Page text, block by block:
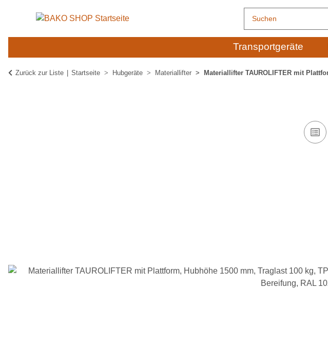
Transportgeräte
Zurück zur Liste Startseite Hubgeräte Materiallifter Materiallifter TAUROLIFTER mit